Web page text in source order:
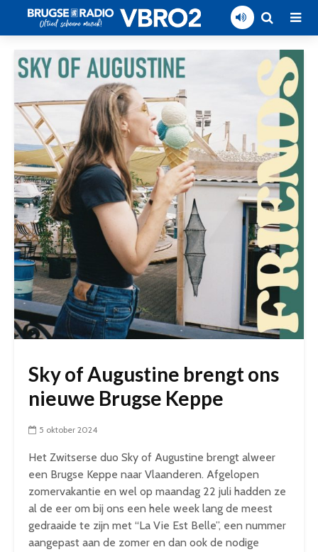
Sky of Augustine brengt ons
nieuwe Brugse Keppe
5 oktober 2024
Het Zwitserse duo Sky of Augustine brengt alweer
een Brugse Keppe naar Vlaanderen. Afgelopen
zomervakantie en wel op maandag 22 juli hadden ze
al de eer om bij ons een hele week lang de meest
gedraaide te zijn met “La Vie Est Belle”, een nummer
aangepast aan de zomer en dan ook de nodige